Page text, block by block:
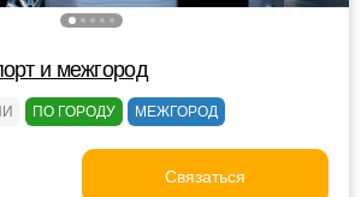
и межгород
ПО ГОРОДУ МЕЖГОРОД
Связаться